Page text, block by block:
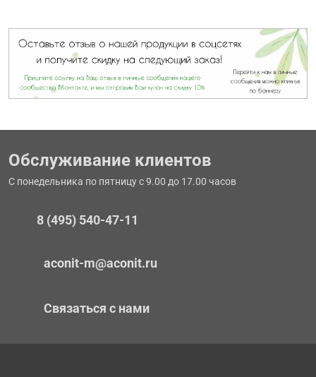
Обслуживание клиентов
С понедельника по пятницу с 9.00 до 17.00 часов
8 (495) 540-47-11
aconit-m@aconit.ru
Связаться с нами